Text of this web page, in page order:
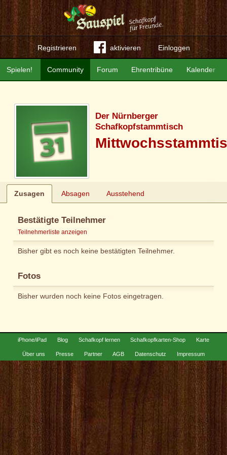
Registrieren aktivieren Einloggen
Community Forum Ehrentribüne Kalender
Spielen!
Der Nürnberger
Schafkopfstammtisch
Zusagen Absagen Ausstehend
Bestätigte Teilnehmer
Teilnehmerliste anzeigen
Bisher gibt es noch keine bestätigten Teilnehmer.
Fotos
Bisher wurden noch keine Fotos eingetragen.
iPhone/iPad Blog Schafkopf lernen Schafkopfkarten-Shop Karte
Über uns Presse Partner AGB Datenschutz Impressum